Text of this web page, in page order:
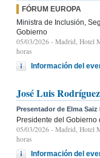
FÓRUM EUROPA
Ministra de Inclusión,
Gobierno
05/03/2026 - Madrid, Hotel
horas
Información del
José Luis
Presentador de Elma Saiz
Presidente del
05/03/2026 - Madrid, Hotel
horas
Información del